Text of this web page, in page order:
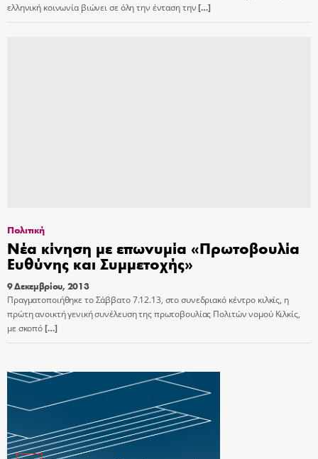
ελληνική κοινωνία βιώνει σε όλη την ένταση την[…]
Πολιτική
Νέα κίνηση με επωνυμία «Πρωτοβουλία
Ευθύνης και Συμμετοχής»
9 Δεκεμβρίου, 2013
Πραγματοποιήθηκε το Σάββατο 7.12.13, στο συνεδριακό κέντρο κιλκίς, η
πρώτη ανοικτή γενική συνέλευση της πρωτοβουλίας Πολιτών νομού Κιλκίς,
με σκοπό[…]